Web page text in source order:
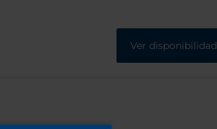
Ver disponibilidad